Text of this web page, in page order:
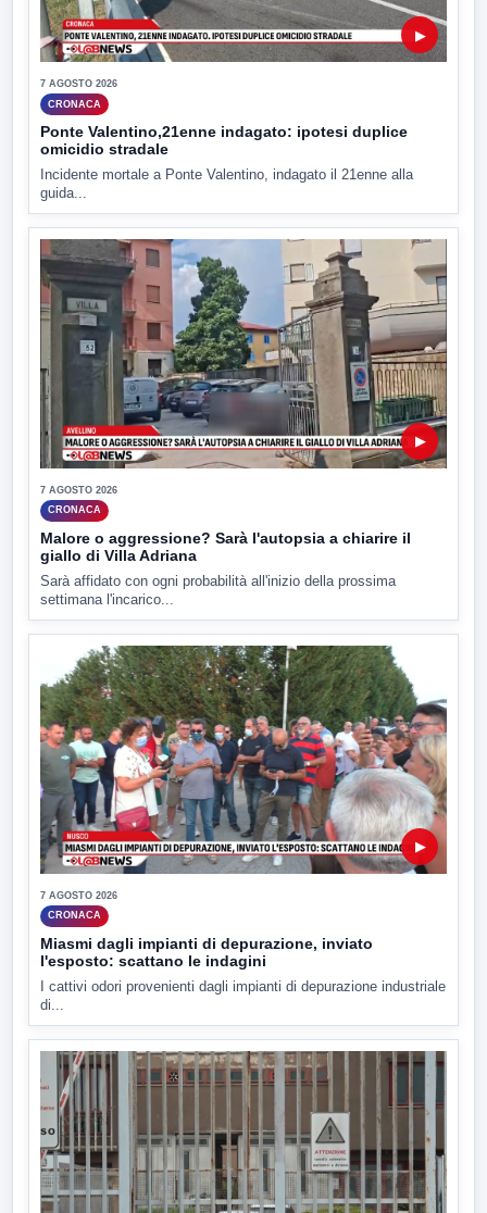
▶
7 AGOSTO 2026
CRONACA
Ponte Valentino,21enne indagato: ipotesi duplice
omicidio stradale
Incidente mortale a Ponte Valentino, indagato il 21enne alla
guida...
▶
7 AGOSTO 2026
CRONACA
Malore o aggressione? Sarà l'autopsia a chiarire il
giallo di Villa Adriana
Sarà affidato con ogni probabilità all'inizio della prossima
settimana l'incarico...
▶
7 AGOSTO 2026
CRONACA
Miasmi dagli impianti di depurazione, inviato
l'esposto: scattano le indagini
I cattivi odori provenienti dagli impianti di depurazione industriale
di...